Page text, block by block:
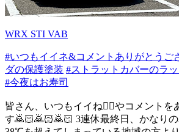
WRX STI VAB
#いつもイイネ&コメントありがとうご
ダの保護塗装 #ストラットカバーのラ
#今夜はお寿司
皆さん、いつもイイね👍🏻やコメントを
す🙇🏻️🙇🏻️🙇🏻️ 3連休最終日、かなり